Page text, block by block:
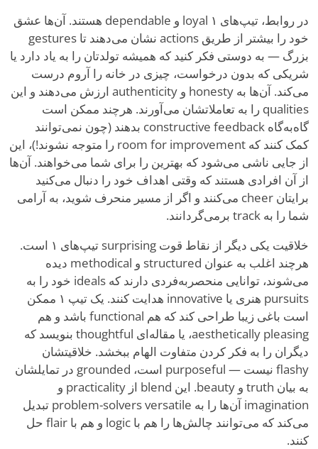
در روابط، تیپ‌های ۱ loyal و dependable هستند. آن‌ها عشق
خود را بیشتر از طریق actions نشان می‌دهند تا gestures
بزرگ — به دوستی فکر کنید که همیشه تولدتان را به یاد دارد یا
شریکی که بدون درخواست، چیزی در خانه را آروم درست
می‌کند. آن‌ها به honesty و authenticity ارزش می‌دهند و این
qualities را به تعاملاتشان می‌آورند. هرچند ممکن است
گاه‌به‌گاه constructive feedback بدهند (چون نمی‌توانند
کمک کنند که room for improvement را متوجه نشوند!)، این
از جایی ناشی می‌شود که بهترین را برای شما می‌خواهند. آن‌ها
از آن افرادی هستند که وقتی اهداف خود را دنبال می‌کنید
برایتان cheer می‌کنند و اگر از مسیر منحرف شوید، به آرامی
شما را به track برمی‌گردانند.
خلاقیت یکی دیگر از نقاط قوت surprising تیپ‌های ۱ است.
هرچند اغلب به عنوان structured و methodical دیده
می‌شوند، توانایی منحصربه‌فردی دارند که ideals خود را به
pursuits هنری یا innovative هدایت کنند. یک تیپ ۱ ممکن
است باغی زیبا طراحی کند که هم functional باشد و هم
aesthetically pleasing، یا مقاله‌ای thoughtful بنویسد که
دیگران را به فکر کردن متفاوت الهام ببخشد. خلاقیتشان
flashy نیست — purposeful است، grounded در تمایلشان
به بیان truth و beauty. این blend از practicality و
imagination آن‌ها را به problem-solvers versatile تبدیل
می‌کند که می‌توانند چالش‌ها را هم با logic و هم با flair حل
کنند.